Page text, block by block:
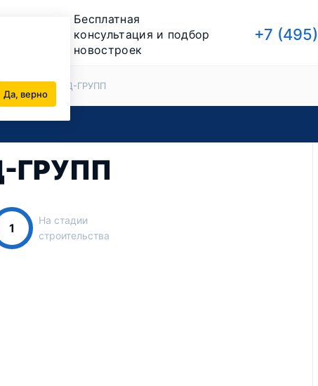
Да, верно
Бесплатная
консультация и подбор
новостроек
+7
ТРЕНД-ГРУПП
ГРУПП
1
На стадии
строительства